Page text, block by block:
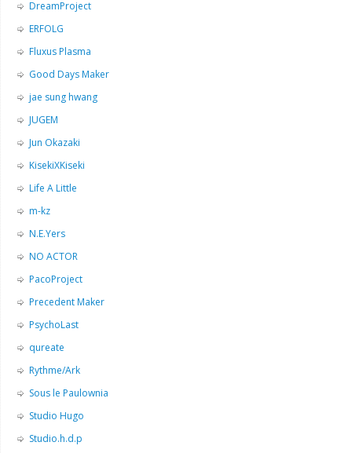
DreamProject
ERFOLG
Fluxus Plasma
Good Days Maker
jae sung hwang
JUGEM
Jun Okazaki
KisekiXKiseki
Life A Little
m-kz
N.E.Yers
NO ACTOR
PacoProject
Precedent Maker
PsychoLast
qureate
Rythme/Ark
Sous le Paulownia
Studio Hugo
Studio.h.d.p